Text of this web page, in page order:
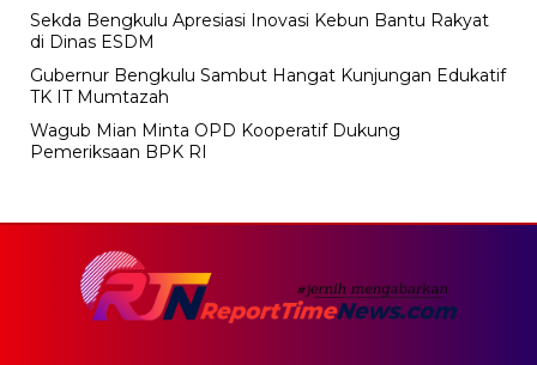
Sekda Bengkulu Apresiasi Inovasi Kebun Bantu Rakyat
di Dinas ESDM
Gubernur Bengkulu Sambut Hangat Kunjungan Edukatif
TK IT Mumtazah
Wagub Mian Minta OPD Kooperatif Dukung
Pemeriksaan BPK RI